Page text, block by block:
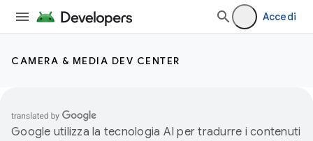
Accedi
CAMERA & MEDIA DEV CENTER
Google utilizza la tecnologia AI per tradurre i contenuti